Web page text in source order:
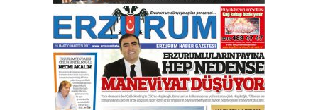
Bir fotoğraf, bir şehir, bir
gazeteci… Dizginler kimin
elinde?
31 Mart 2026 Salı
A. Berhan Yılmaz
BİR BÖLÜM DEĞİL, BİR ÖMÜR
SEÇİYORSUNUZ… “NEDEN
ATATÜRK ÜNİVERSİTESİ?”